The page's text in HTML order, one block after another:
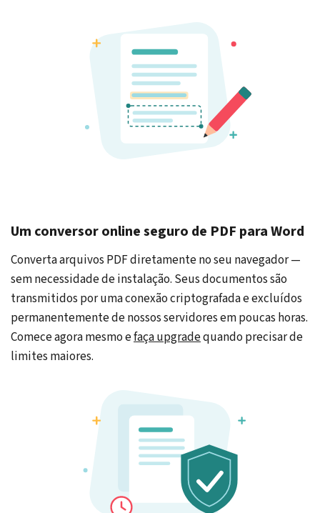
Um conversor online seguro de PDF para Word
Converta arquivos PDF diretamente no seu navegador —
sem necessidade de instalação. Seus documentos são
transmitidos por uma conexão criptografada e excluídos
permanentemente de nossos servidores em poucas horas.
Comece agora mesmo efaça upgradequando precisar de
limites maiores.